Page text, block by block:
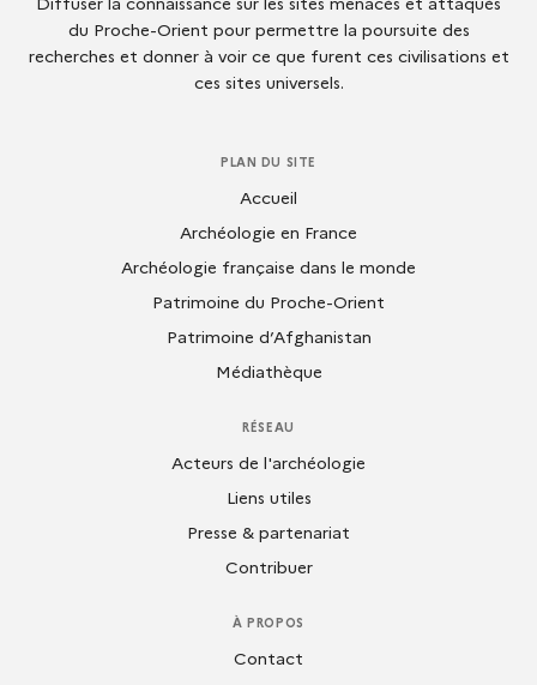
du Proche-Orient pour permettre la poursuite des
recherches et donner à voir ce que furent ces civilisations et
ces sites universels.
PLAN DU SITE
Accueil
Archéologie en France
Archéologie française dans le monde
Patrimoine du Proche-Orient
Patrimoine d’Afghanistan
Médiathèque
RÉSEAU
Acteurs de l'archéologie
Liens utiles
Presse & partenariat
Contribuer
À PROPOS
Contact